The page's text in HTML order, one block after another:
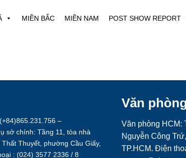
MIỀN BẮC MIỀN NAM POST SHOW REPORT
–
sở chính: Tầng 11, tòa nhà
Thuyết, phường Cầu Giấy,
: (024) 3577 2336 / 8
Văn
Văn phòng HCM:
Nguyễn Công
TP.HCM. Điện